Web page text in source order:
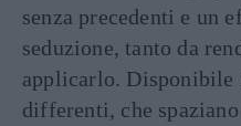
senza precedenti e un
seduzione, tanto da
applicarlo.
differenti, che